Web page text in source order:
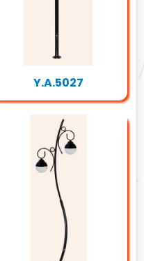
Y.A.5027